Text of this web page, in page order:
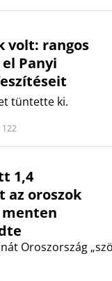
volt: rangos
Panyi
tüntette ki.
122
1,4
oroszok
menten
Oroszország